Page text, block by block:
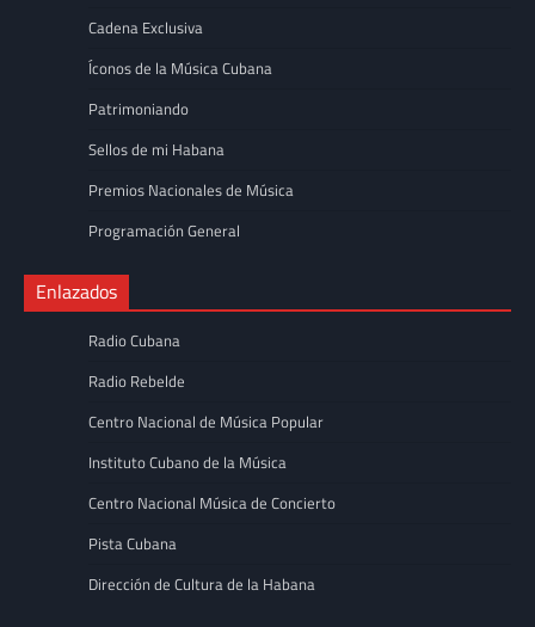
Cadena Exclusiva
Íconos de la Música Cubana
Patrimoniando
Sellos de mi Habana
Premios Nacionales de Música
Programación General
Enlazados
Radio Cubana
Radio Rebelde
Centro Nacional de Música Popular
Instituto Cubano de la Música
Centro Nacional Música de Concierto
Pista Cubana
Dirección de Cultura de la Habana